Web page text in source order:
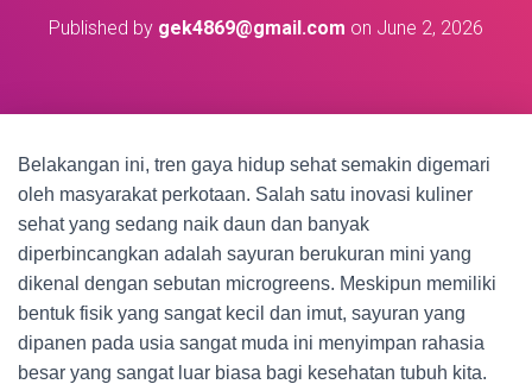
Published by gek4869@gmail.com on June 2, 2026
Belakangan ini, tren gaya hidup sehat semakin digemari
oleh masyarakat perkotaan. Salah satu inovasi kuliner
sehat yang sedang naik daun dan banyak
diperbincangkan adalah sayuran berukuran mini yang
dikenal dengan sebutan microgreens. Meskipun memiliki
bentuk fisik yang sangat kecil dan imut, sayuran yang
dipanen pada usia sangat muda ini menyimpan rahasia
besar yang sangat luar biasa bagi kesehatan tubuh kita.